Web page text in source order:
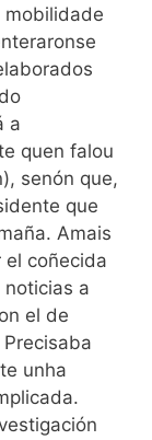
mobilidade
a
quen falou
senón que,
que
Amais
coñecida
a
el de
unha